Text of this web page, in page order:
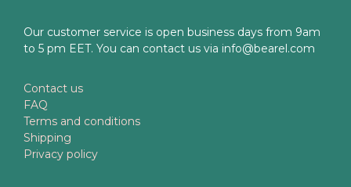
Our customer service is open business days from 9am
to 5 pm EET. You can contact us via info@bearel.com
Contact us
FAQ
Terms and conditions
Shipping
Privacy policy